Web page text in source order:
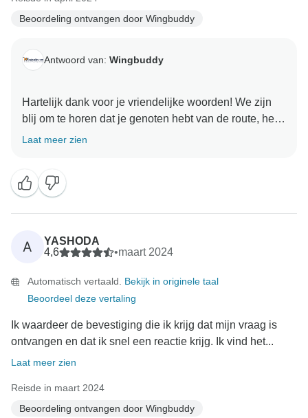
Beoordeling ontvangen door Wingbuddy
Antwoord van: Wingbuddy
Hartelijk dank voor je vriendelijke woorden! We zijn
blij om te horen dat je genoten hebt van de route, het
hotel en de excursies. We zijn blij dat alles handig en
Laat meer zien
A
YASHODA
4,6
•maart 2024
Automatisch vertaald. Bekijk in originele taal
Beoordeel deze vertaling
Ik waardeer de bevestiging die ik krijg dat mijn vraag is
ontvangen en dat ik snel een reactie krijg. Ik vind het...
Laat meer zien
Reisde in maart 2024
Beoordeling ontvangen door Wingbuddy